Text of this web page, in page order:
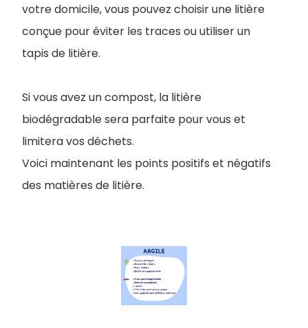
votre domicile, vous pouvez choisir une litière
conçue pour éviter les traces ou utiliser un
tapis de litière.
Si vous avez un compost, la litière
biodégradable sera parfaite pour vous et
limitera vos déchets.
Voici maintenant les points positifs et négatifs
des matières de litière.